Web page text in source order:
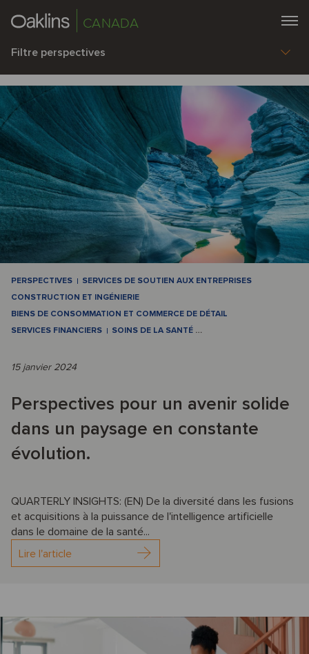
CANADA
Filtre perspectives
PERSPECTIVES
SERVICES DE SOUTIEN AUX ENTREPRISES
CONSTRUCTION ET INGÉNIERIE
BIENS DE CONSOMMATION ET COMMERCE DE DÉTAIL
SERVICES FINANCIERS
SOINS DE LA SANTÉ …
15 janvier 2024
Perspectives pour un avenir solide
dans un paysage en constante
évolution.
QUARTERLY INSIGHTS: (EN) De la diversité dans les fusions
et acquisitions à la puissance de l'intelligence artificielle
dans le domaine de la santé...
Lire l'article